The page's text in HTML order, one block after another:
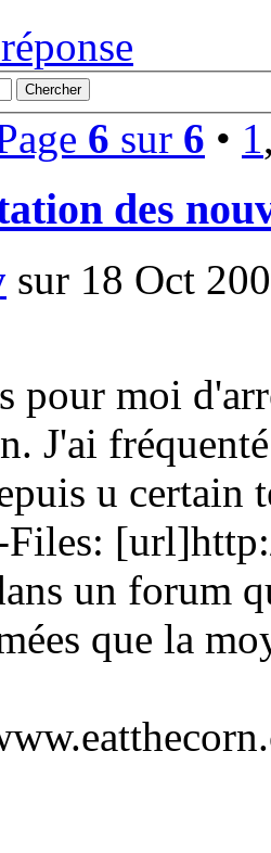
6 sur 6 • 1
des
sur 18 Oct
pour moi
J'ai
u certain
Files:
un forum
que la